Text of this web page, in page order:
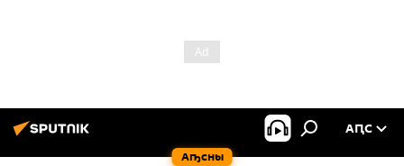
Аҧсны
АԤС